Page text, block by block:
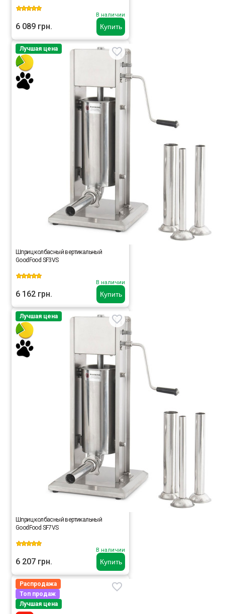
Купить
В наличии
6 089 грн.
Купить
Лучшая цена
Шприц колбасный вертикальный
GoodFood SF3VS
В наличии
6 162 грн.
Купить
Лучшая цена
Шприц колбасный вертикальный
GoodFood SF7VS
В наличии
6 207 грн.
Распродажа
Топ продаж
Лучшая цена